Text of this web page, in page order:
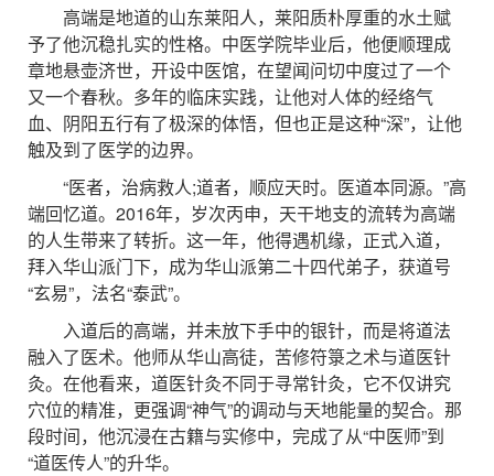
高端是地道的山东莱阳人，莱阳质朴厚重的水土赋
予了他沉稳扎实的性格。中医学院毕业后，他便顺理成
章地悬壶济世，开设中医馆，在望闻问切中度过了一个
又一个春秋。多年的临床实践，让他对人体的经络气
血、阴阳五行有了极深的体悟，但也正是这种“深”，让他
触及到了医学的边界。
“医者，治病救人;道者，顺应天时。医道本同源。”高
端回忆道。2016年，岁次丙申，天干地支的流转为高端
的人生带来了转折。这一年，他得遇机缘，正式入道，
拜入华山派门下，成为华山派第二十四代弟子，获道号
“玄易”，法名“泰武”。
入道后的高端，并未放下手中的银针，而是将道法
融入了医术。他师从华山高徒，苦修符箓之术与道医针
灸。在他看来，道医针灸不同于寻常针灸，它不仅讲究
穴位的精准，更强调“神气”的调动与天地能量的契合。那
段时间，他沉浸在古籍与实修中，完成了从“中医师”到
“道医传人”的升华。